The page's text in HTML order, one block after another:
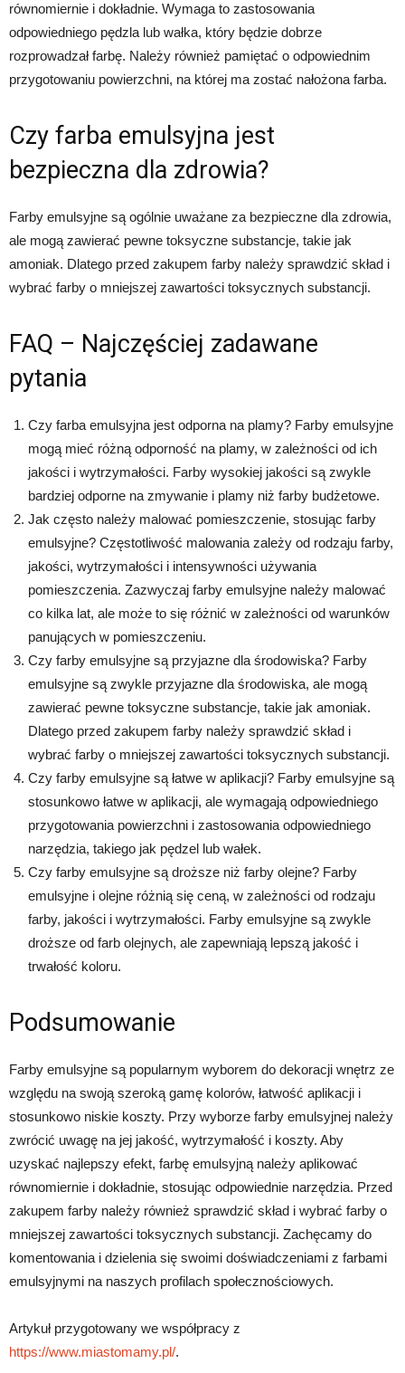
równomiernie i dokładnie. Wymaga to zastosowania
odpowiedniego pędzla lub wałka, który będzie dobrze
rozprowadzał farbę. Należy również pamiętać o odpowiednim
przygotowaniu powierzchni, na której ma zostać nałożona farba.
Czy farba emulsyjna jest
bezpieczna dla zdrowia?
Farby emulsyjne są ogólnie uważane za bezpieczne dla zdrowia,
ale mogą zawierać pewne toksyczne substancje, takie jak
amoniak. Dlatego przed zakupem farby należy sprawdzić skład i
wybrać farby o mniejszej zawartości toksycznych substancji.
FAQ – Najczęściej zadawane
pytania
Czy farba emulsyjna jest odporna na plamy? Farby emulsyjne
mogą mieć różną odporność na plamy, w zależności od ich
jakości i wytrzymałości. Farby wysokiej jakości są zwykle
bardziej odporne na zmywanie i plamy niż farby budżetowe.
Jak często należy malować pomieszczenie, stosując farby
emulsyjne? Częstotliwość malowania zależy od rodzaju farby,
jakości, wytrzymałości i intensywności używania
pomieszczenia. Zazwyczaj farby emulsyjne należy malować
co kilka lat, ale może to się różnić w zależności od warunków
panujących w pomieszczeniu.
Czy farby emulsyjne są przyjazne dla środowiska? Farby
emulsyjne są zwykle przyjazne dla środowiska, ale mogą
zawierać pewne toksyczne substancje, takie jak amoniak.
Dlatego przed zakupem farby należy sprawdzić skład i
wybrać farby o mniejszej zawartości toksycznych substancji.
Czy farby emulsyjne są łatwe w aplikacji? Farby emulsyjne są
stosunkowo łatwe w aplikacji, ale wymagają odpowiedniego
przygotowania powierzchni i zastosowania odpowiedniego
narzędzia, takiego jak pędzel lub wałek.
Czy farby emulsyjne są droższe niż farby olejne? Farby
emulsyjne i olejne różnią się ceną, w zależności od rodzaju
farby, jakości i wytrzymałości. Farby emulsyjne są zwykle
droższe od farb olejnych, ale zapewniają lepszą jakość i
trwałość koloru.
Podsumowanie
Farby emulsyjne są popularnym wyborem do dekoracji wnętrz ze
względu na swoją szeroką gamę kolorów, łatwość aplikacji i
stosunkowo niskie koszty. Przy wyborze farby emulsyjnej należy
zwrócić uwagę na jej jakość, wytrzymałość i koszty. Aby
uzyskać najlepszy efekt, farbę emulsyjną należy aplikować
równomiernie i dokładnie, stosując odpowiednie narzędzia. Przed
zakupem farby należy również sprawdzić skład i wybrać farby o
mniejszej zawartości toksycznych substancji. Zachęcamy do
komentowania i dzielenia się swoimi doświadczeniami z farbami
emulsyjnymi na naszych profilach społecznościowych.
Artykuł przygotowany we współpracy z
https://www.miastomamy.pl/.